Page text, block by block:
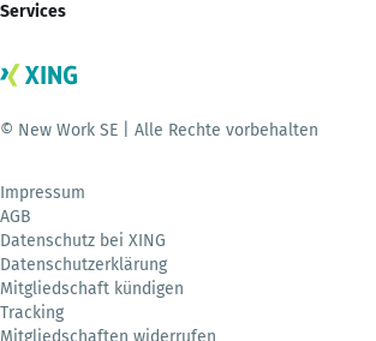
Services
© New Work SE | Alle Rechte vorbehalten
Impressum
AGB
Datenschutz bei XING
Datenschutzerklärung
Mitgliedschaft kündigen
Tracking
Mitgliedschaften widerrufen